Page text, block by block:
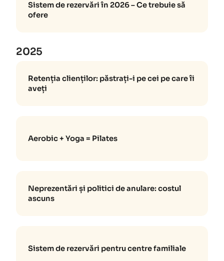
Sistem de rezervări în 2026 – Ce trebuie să
ofere
2025
Retenția clienților: păstrați-i pe cei pe care îi
aveți
Aerobic + Yoga = Pilates
Neprezentări și politici de anulare: costul
ascuns
Sistem de rezervări pentru centre familiale